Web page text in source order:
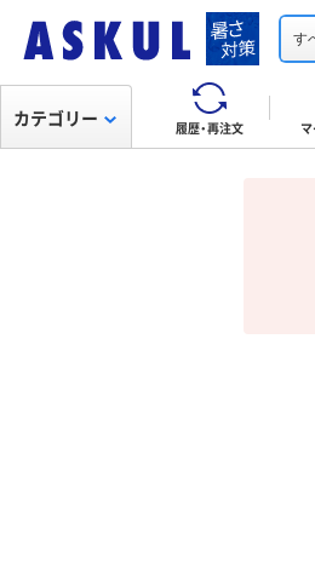
す
履歴・再注文
カテゴリー